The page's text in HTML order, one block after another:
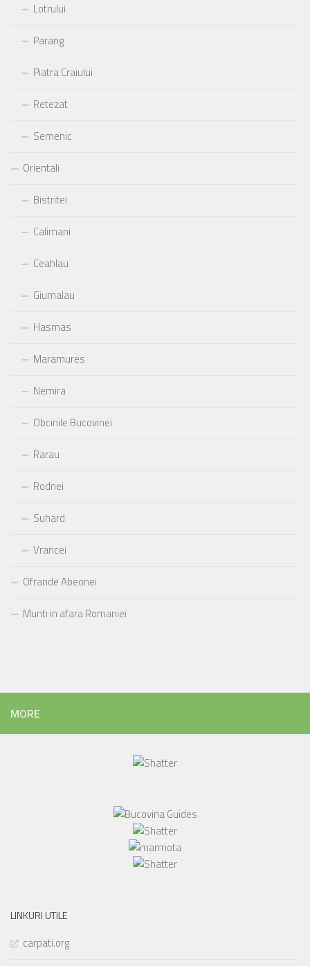
Lotrului
Parang
Piatra Craiului
Retezat
Semenic
Orientali
Bistritei
Calimani
Ceahlau
Giumalau
Hasmas
Maramures
Nemira
Obcinile Bucovinei
Rarau
Rodnei
Suhard
Vrancei
Ofrande Abeonei
Munti in afara Romaniei
MORE
LINKURI UTILE
carpati.org